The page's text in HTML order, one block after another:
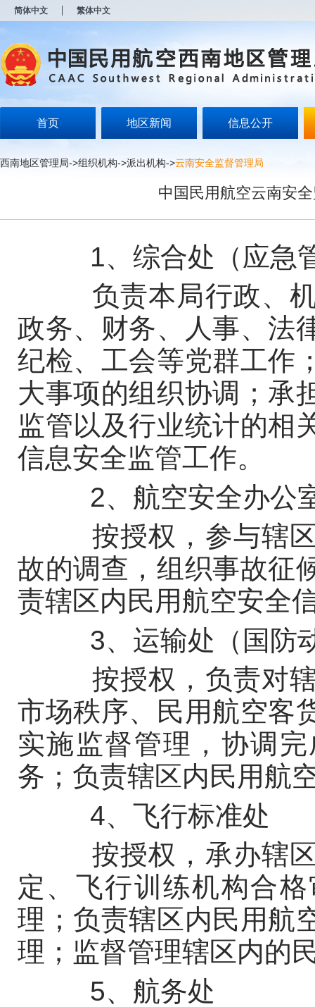
简体中文 繁体中文
首页 地区新闻 信息公开
西南地区管理局->组织机构->派出机构->云南安全监督管理局
中国民用航空云南安
1、综合处（应急
负责本局行政、机
政务、财务、人事、法
纪检、工会等党群工作
大事项的组织协调；承
监管以及行业统计的相
信息安全监管工作。
2、航空安全办公
按授权，参与辖区
故的调查，组织事故征
责辖区内民用航空安全
3、运输处（国防
按授权，负责对辖
市场秩序、民用航空客
实施监督管理，协调
务；负责辖区内民用航
4、飞行标准处
按授权，承办辖区
定、飞行训练机构合
理；负责辖区内民用航
理；监督管理辖区内的
5、航务处
开
无
障
说
按
Alt
键